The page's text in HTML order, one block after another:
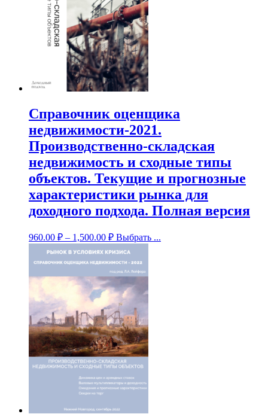
Справочник оценщика
недвижимости-2021.
Производственно-складская
недвижимость и сходные типы
объектов. Текущие и прогнозные
характеристики рынка для
доходного подхода. Полная версия
960.00 ₽ – 1,500.00 ₽ Выбрать ...